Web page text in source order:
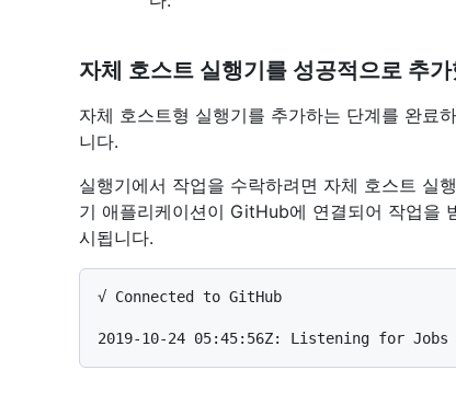
자체 호스트 실행기를 성공적으로 추
자체 호스트형 실행기를 추가하는 단계를 완료
니다.
실행기에서 작업을 수락하려면 자체 호스트 실
기 애플리케이션이 GitHub에 연결되어 작업을
시됩니다.
√ Connected to GitHub